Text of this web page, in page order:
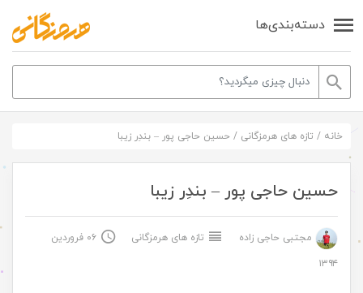
دسته‌بندی‌ها
خانه / تازه های هرمزگانی / حسین حاجی پور – بندِر زیبا
حسین حاجی پور – بندِر زیبا
مجتبی حاجی زاده تازه های هرمزگانی
۰۶ فروردین
۱۳۹۴